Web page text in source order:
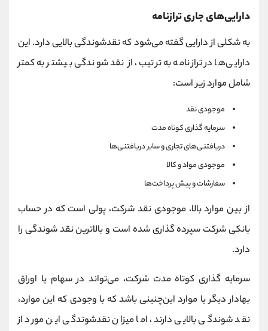
دارایی‌های جاری ترازنامه
به شکلی از دارایی گفته می‌شود که نقدشوندگی بالایی دارد. این
دارایی‌ها در ترازنامه به ترتیب، از نقد شوندگی بیشتر به کمتر
شامل موارد زیر است:
موجودی نقد
سرمایه گذاری کوتاه مدت
دریافتنی‌های تجاری و سایر دریافتنی‌ها
موجودی مواد و کالا
سفارشات و پیش پرداخت‌ها
از بین موارد بالا، موجودی نقد شرکت، پولی است که در حساب
بانکی شرکت سپرده گذاری شده است و بالاترین نقد شوندگی را
دارد.
سرمایه گذاری کوتاه مدت شرکت، می‌تواند در سهام یا اوراق
بهادار دیگر یا موارد این‌چنینی باشد که با وجودی که این موارد،
نقد شوندگی بالایی دارند، اما میزان نقدشوندگی این مورد از